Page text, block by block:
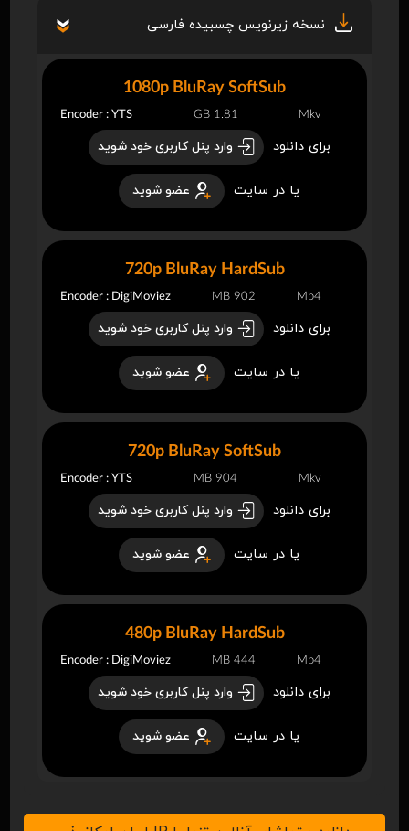
نسخه زیرنویس چسبیده فارسی
برای دانلود وارد پنل کاربری خود شوید
یا در سایت عضو شوید
1080p BluRay SoftSub
Encoder : YTS 1.81 GB Mkv
برای دانلود وارد پنل کاربری خود شوید
یا در سایت عضو شوید
720p BluRay HardSub
Encoder : DigiMoviez 902 MB Mp4
برای دانلود وارد پنل کاربری خود شوید
یا در سایت عضو شوید
720p BluRay SoftSub
Encoder : YTS 904 MB Mkv
برای دانلود وارد پنل کاربری خود شوید
یا در سایت عضو شوید
480p BluRay HardSub
Encoder : DigiMoviez 444 MB Mp4